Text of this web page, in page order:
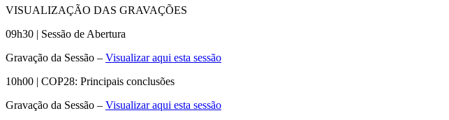
VISUALIZAÇÃO DAS GRAVAÇÕES
09h30 | Sessão de Abertura
Gravação da Sessão – Visualizar aqui esta sessão
10h00 | COP28: Principais conclusões
Gravação da Sessão – Visualizar aqui esta sessão